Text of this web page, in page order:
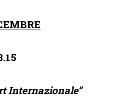
Internazionale”